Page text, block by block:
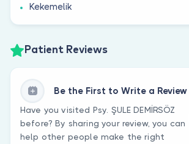
Kekemelik
Patient Reviews
Be the First to Write a Review
Have you visited Psy. ŞULE DEMİRSÖZ
before? By sharing your review, you can
help other people make the right